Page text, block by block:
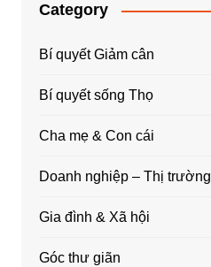
Category
Bí quyết Giảm cân
Bí quyết sống Thọ
Cha mẹ & Con cái
Doanh nghiệp – Thị trường
Gia đình & Xã hội
Góc thư giãn